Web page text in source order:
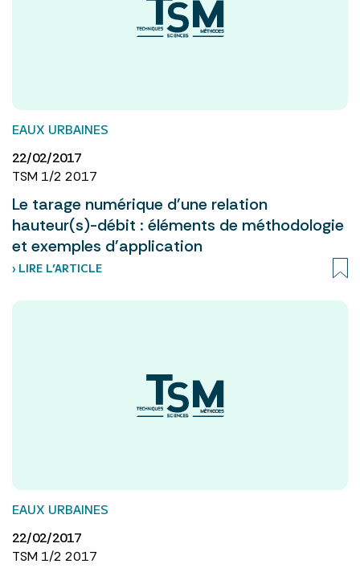
EAUX URBAINES
22/02/2017
TSM 1/2 2017
Le tarage numérique d'une relation
hauteur(s)-débit : éléments de méthodologie
et exemples d'application
› LIRE L’ARTICLE
EAUX URBAINES
22/02/2017
TSM 1/2 2017